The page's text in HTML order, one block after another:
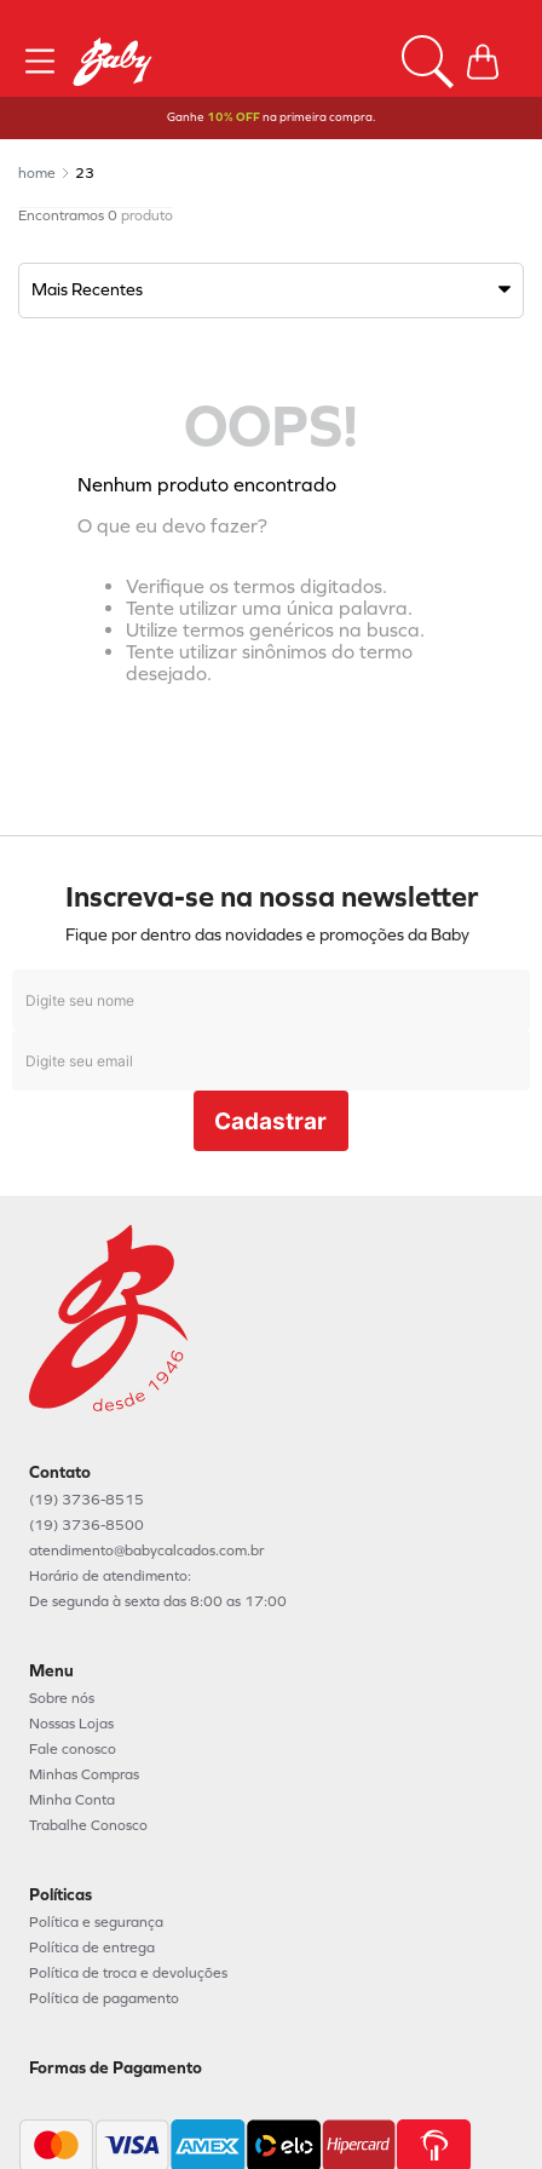
Ganhe 10% OFFna primeira compra.
23
0 produto
Mais Recentes
OOPS!
Nenhum produto encontrado
O que eu devo fazer?
Verifique os termos digitados.
Tente utilizar uma única palavra.
Utilize termos genéricos na busca.
Tente utilizar sinônimos do termo
desejado.
Inscreva-se na nossa newsletter
Fique por dentro das novidades e promoções da Baby
Cadastrar
Contato
(19) 3736-8515
(19) 3736-8500
atendimento@babycalcados.com.br
Horário de atendimento:
De segunda à sexta das 8:00 as 17:00
Menu
Sobre nós
Nossas Lojas
Fale conosco
Minhas Compras
Minha Conta
Trabalhe Conosco
Políticas
Política e segurança
Política de entrega
Política de troca e devoluções
Política de pagamento
Formas de Pagamento